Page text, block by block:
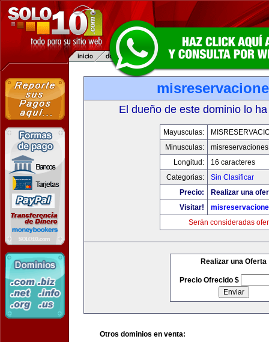
El dueño de este dominio lo
Mayusculas:
Minusculas:
Longitud:
16 caracteres
Categorias:
Sin Clasificar
Precio:
Realizar una
Visitar!
Serán consideradas
Realizar una Oferta
Precio Ofrecido $
Otros dominios en venta: